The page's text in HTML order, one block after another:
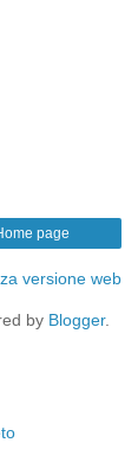
page
versione web
by Blogger.